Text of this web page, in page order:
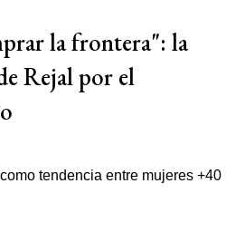
la frontera": la
Rejal por el